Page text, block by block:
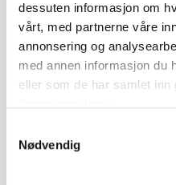
dessuten informasjon om
vårt, med partnerne våre
annonsering og
med annen informasjon du
eller som de har samlet inn
Nødvendig
• Utgivelsesland:
• Utgivelsesår: 2024
• Opplag: 2.024
• Proof-like kvalitet
• Leveres i original